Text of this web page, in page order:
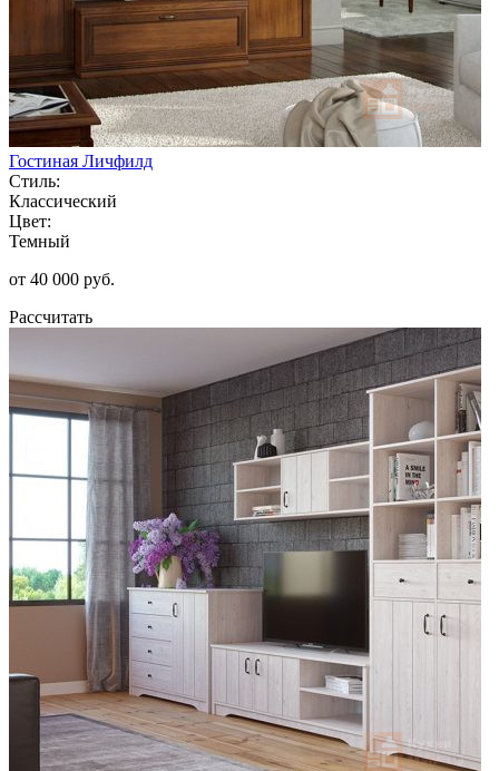
Гостиная Личфилд
Стиль:
Классический
Цвет:
Темный
от 40 000 руб.
Рассчитать